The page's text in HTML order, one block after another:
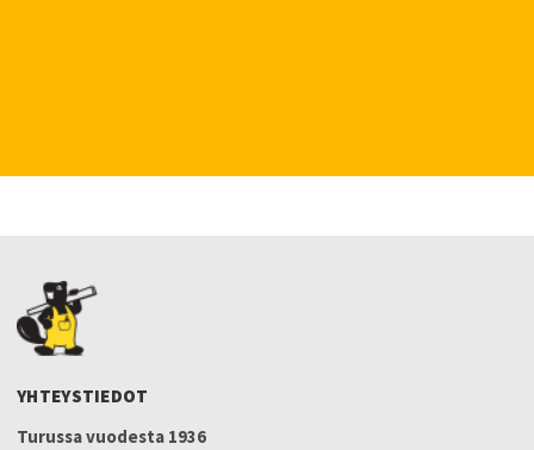
YHTEYSTIEDOT
Turussa vuodesta 1936